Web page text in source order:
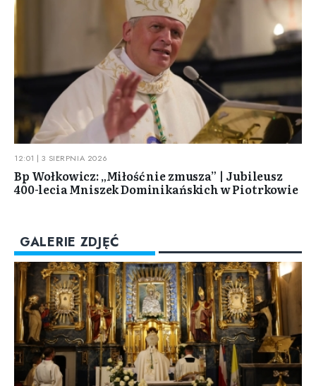
12:01 | 3 SIERPNIA 2026
Bp Wołkowicz: „Miłość nie zmusza” | Jubileusz
400-lecia Mniszek Dominikańskich w Piotrkowie
GALERIE ZDJĘĆ